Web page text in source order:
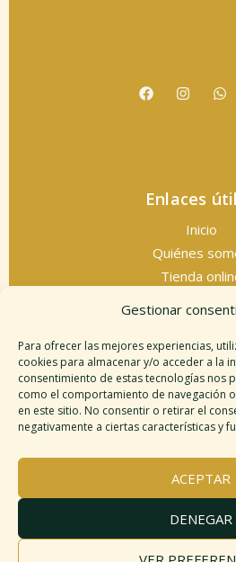
Gestionar
Para ofrecer las mejores experiencias,
cookies para almacenar y/o acceder a la
consentimiento de estas tecnologías nos
como el comportamiento de navegación
en este sitio. No consentir o retirar el
negativamente a ciertas características y
ACEPTAR
DENEGAR
Enlaces
Inicio
Quiénes
Tienda
Información
Política de
Políticas de
Términos y
Mapa del sitio